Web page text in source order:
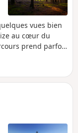
vues bien
au cœur du
prend parfois
restant
la belle saison.